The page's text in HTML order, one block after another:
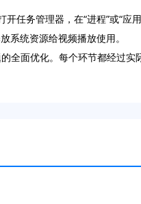
任务管理器，在“进程”或“
系统资源给视频播放使用。
全面优化。每个环节都经过